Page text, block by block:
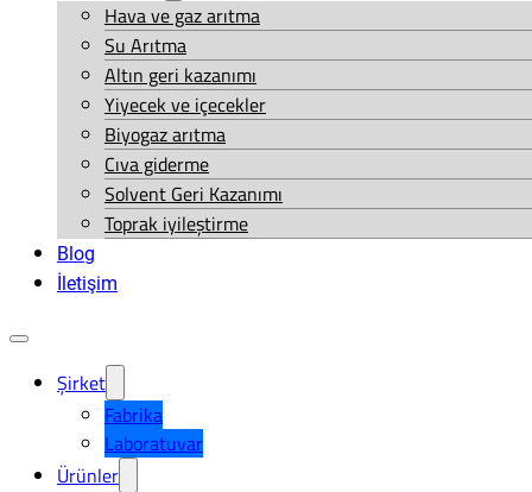
Hava ve gaz arıtma
Su Arıtma
Altın geri kazanımı
Yiyecek ve içecekler
Biyogaz arıtma
Cıva giderme
Solvent Geri Kazanımı
Toprak iyileştirme
Blog
İletişim
Şirket
Fabrika
Laboratuvar
Ürünler